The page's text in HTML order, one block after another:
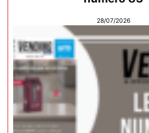
28/07/2026